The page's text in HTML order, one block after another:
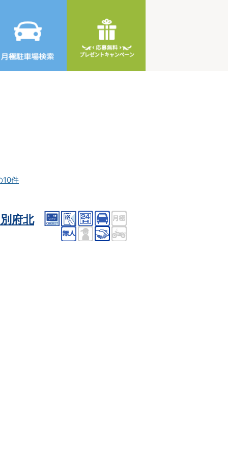
10件
府北